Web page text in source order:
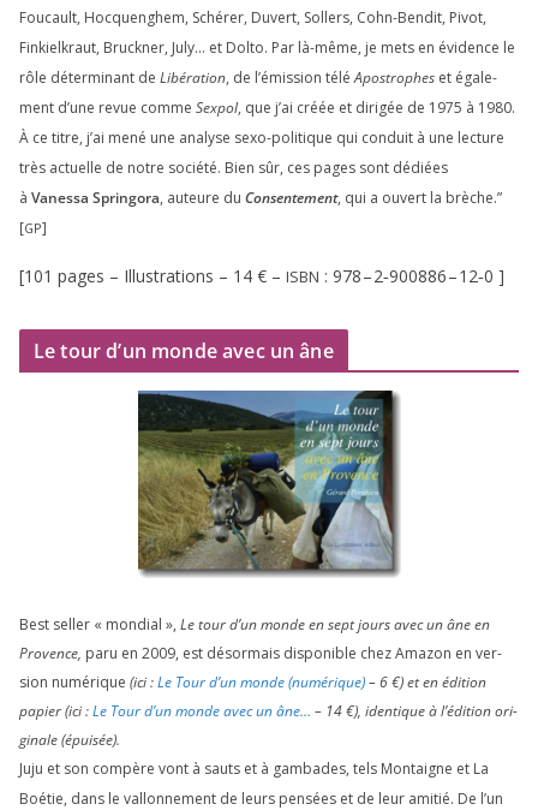
Foucault, Hocquenghem, Schérer, Duvert, Sollers, Cohn-Bendit, Pivot,
Finkielkraut, Bruckner, July… et Dolto. Par là-même, je mets en évi­dence le
rôle déter­mi­nant de Libération, de l’émission téléApostrophes et éga­le­
ment d’une revue comme Sexpol, que j’ai créée et diri­gée de 1975 à 1980.
À ce titre, j’ai mené une ana­lyse sexo-poli­tique qui conduit à une lec­ture
très actuelle de notre socié­té. Bien sûr, ces pages sont dédiées
à Vanessa Springora, auteure du Consentement, qui a ouvert la brèche.”
[GP]
[101 pages – Illustrations – 14 € – ISBN : 978–2‑900886–12‑0 ]
Le tour d’un monde avec un âne
Best sel­ler « mon­dial », Le tour d’un monde en sept jours avec un âne en
Provence, paru en 2009, est désor­mais dis­po­nible chez Amazon en ver­
sion numé­rique (ici :Le Tour d’un monde (numé­rique)–6€) et en édi­tion
papier (ici :Le Tour d’un monde avec un âne… – 14€), iden­tique à l’é­di­tion ori­
gi­nale (épui­sée).
Juju et son com­père vont à sauts et à gam­bades, tels Montaigne et La
Boétie, dans le val­lon­ne­ment de leurs pen­sées et de leur ami­tié. De l’un